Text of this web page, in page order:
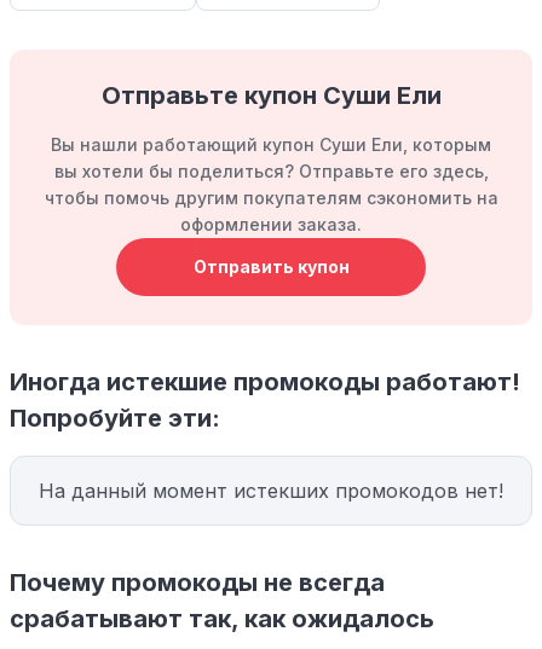
Отправьте купон Суши Ели
Вы нашли работающий купон Суши Ели, которым
вы хотели бы поделиться? Отправьте его здесь,
чтобы помочь другим покупателям сэкономить на
оформлении заказа.
Отправить купон
Иногда истекшие промокоды работают!
Попробуйте эти:
На данный момент истекших промокодов нет!
Почему промокоды не всегда
срабатывают так, как ожидалось